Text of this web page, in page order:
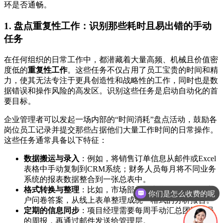
环是否通畅。
1. 盘点重复性工作：识别那些耗时且易出错的手动
任务
在任何组织的日常工作中，都潜藏着大量高频、机械且价值密
度低的重复性工作。这些任务不仅占用了员工宝贵的时间和精
力，使其无法专注于更具创造性和战略性的工作，同时也是数
据错误和操作风险的高发区。识别这些任务是启动自动化的首
要目标。
企业管理者可以发起一场内部的“时间消耗”盘点活动，鼓励各
岗位员工记录并提交那些占据他们大量工作时间的日常操作。
这些任务通常具备以下特征：
数据搬运与录入 ：例如，将销售订单信息从邮件或Excel
表格中手动复制到CRM系统；财务人员每月将不同业务
系统的报表数据整合到一张总表中。
格式转换与整理 ：比如，市场部需要定期将收集到的客
户问卷答案，从线上表单整理成统一格式的分析报告。
定期的信息同步 ：项目经理需要每周手动汇总团队成员
的周报，再通过邮件发送给管理层。
现在有优惠活动吗